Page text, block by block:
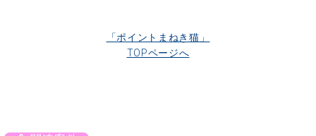
「ポイントまねき猫」
TOPページへ